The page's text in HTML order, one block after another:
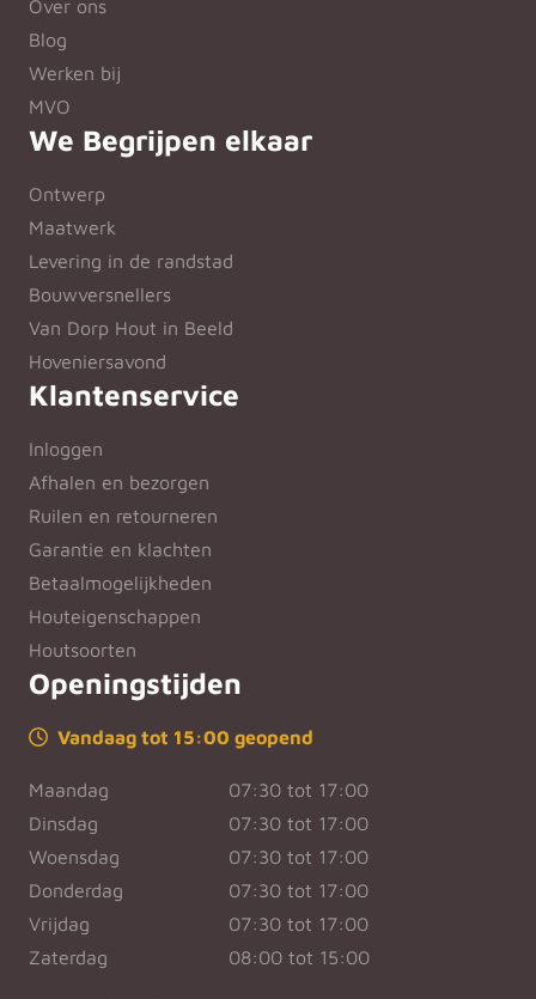
Over ons
Blog
Werken bij
MVO
We Begrijpen elkaar
Ontwerp
Maatwerk
Levering in de randstad
Bouwversnellers
Van Dorp Hout in Beeld
Hoveniersavond
Klantenservice
Inloggen
Afhalen en bezorgen
Ruilen en retourneren
Garantie en klachten
Betaalmogelijkheden
Houteigenschappen
Houtsoorten
Openingstijden
Vandaag tot 15:00 geopend
Maandag
07:30 tot 17:00
Dinsdag
07:30 tot 17:00
Woensdag
07:30 tot 17:00
Donderdag
07:30 tot 17:00
Vrijdag
07:30 tot 17:00
Zaterdag
08:00 tot 15:00